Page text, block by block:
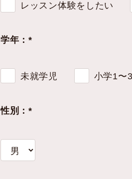
レッスン体験をしたい
学年：*
未就学児 小学1〜
性別：*